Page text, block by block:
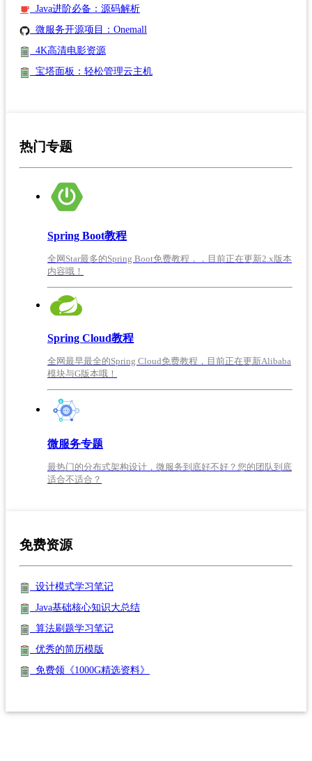
Java进阶必备：源码解析
微服务开源项目：Onemall
4K高清电影资源
宝塔面板：轻松管理云主机
热门专题
Spring Boot教程
全网Star最多的Spring Boot免费教程，，目前正在更新2.x版本
内容哦！
Spring Cloud教程
全网最早最全的Spring Cloud免费教程，目前正在更新Alibaba
模块与G版本哦！
微服务专题
最热门的分布式架构设计，微服务到底好不好？您的团队到底
适合不适合？
免费资源
设计模式学习笔记
Java基础核心知识大总结
算法刷题学习笔记
优秀的简历模版
免费领《1000G精选资料》